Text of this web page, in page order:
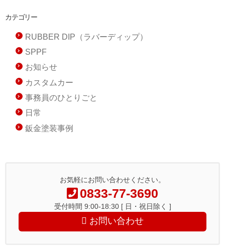
カテゴリー
RUBBER DIP（ラバーディップ）
SPPF
お知らせ
カスタムカー
事務員のひとりごと
日常
鈑金塗装事例
お気軽にお問い合わせください。
0833-77-3690
受付時間 9:00-18:30 [ 日・祝日除く ]
お問い合わせ